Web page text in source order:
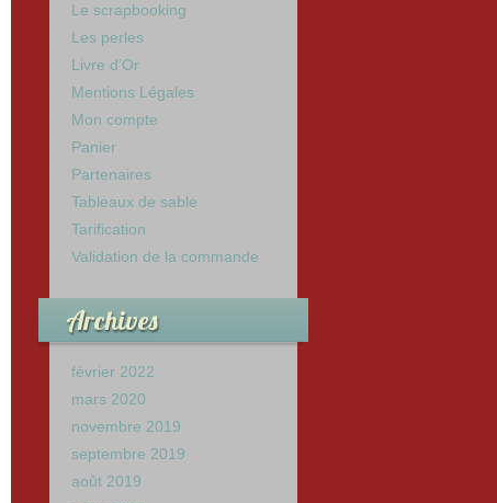
Le scrapbooking
Les perles
Livre d’Or
Mentions Légales
Mon compte
Panier
Partenaires
Tableaux de sable
Tarification
Validation de la commande
Archives
février 2022
mars 2020
novembre 2019
septembre 2019
août 2019